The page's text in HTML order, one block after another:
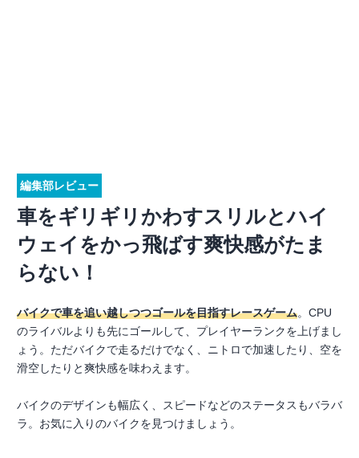
編集部レビュー
車をギリギリかわすスリルとハイ
ウェイをかっ飛ばす爽快感がたま
らない！
バイクで車を追い越しつつゴールを目指すレースゲーム。CPU
のライバルよりも先にゴールして、プレイヤーランクを上げまし
ょう。ただバイクで走るだけでなく、ニトロで加速したり、空を
滑空したりと爽快感を味わえます。
バイクのデザインも幅広く、スピードなどのステータスもバラバ
ラ。お気に入りのバイクを見つけましょう。